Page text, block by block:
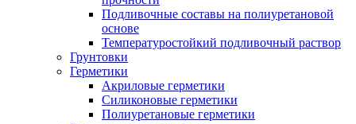
Подливочные составы на полиуретановой
основе
Температуростойкий подливочный раствор
Грунтовки
Герметики
Акриловые герметики
Силиконовые герметики
Полиуретановые герметики